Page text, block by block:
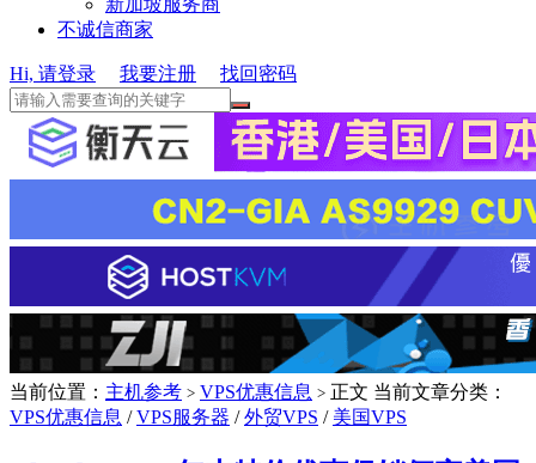
新加坡服务商
不诚信商家
Hi, 请登录 我要注册 找回密码
当前位置： 主机参考 > VPS优惠信息 > 正文 当前文章分类：
VPS优惠信息 /VPS服务器 /外贸VPS / 美国VPS